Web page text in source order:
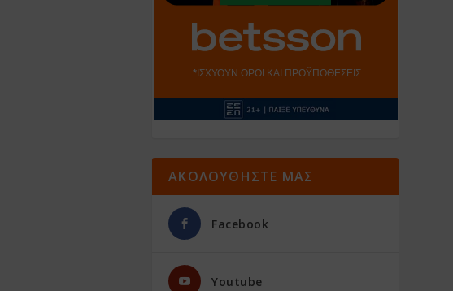
ΑΚΟΛΟΥΘΗΣΤΕ ΜΑΣ
Facebook
Youtube